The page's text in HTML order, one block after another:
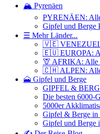
🏔️ Pyrenäen
PYRENÄEN:
Gipfel und Berge
☰ Mehr Länder...
🇻🇪
🇪🇺 EUROPA:
🦒 AFRIKA: Alle
🇨🇭 ALPEN: Alle
🗻 Gipfel und Berge
GIPFEL &
Die besten 6000-
5000er
Gipfel & Berge in
Gipfel und Berge